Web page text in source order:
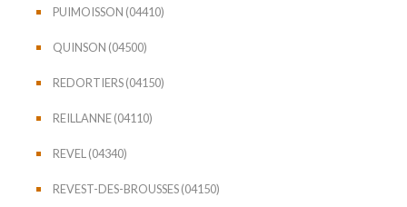
PUIMOISSON (04410)
QUINSON (04500)
REDORTIERS (04150)
REILLANNE (04110)
REVEL (04340)
REVEST-DES-BROUSSES (04150)